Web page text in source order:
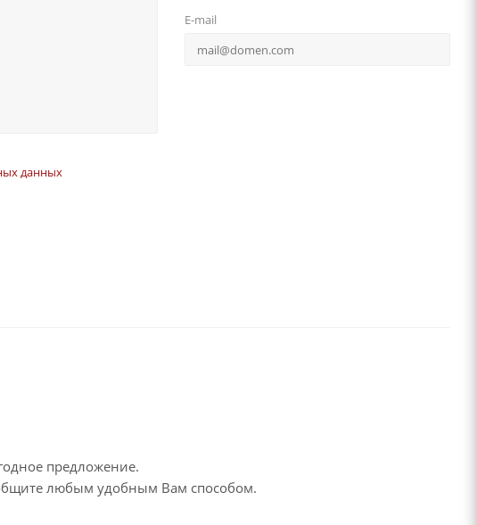
E-mail
данных
предложение.
любым удобным Вам способом.